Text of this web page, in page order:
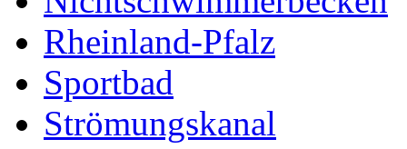
Rheinland-Pfalz
Sportbad
Strömungskanal